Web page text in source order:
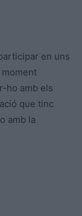
en uns
ho amb els
que tinc
amb la